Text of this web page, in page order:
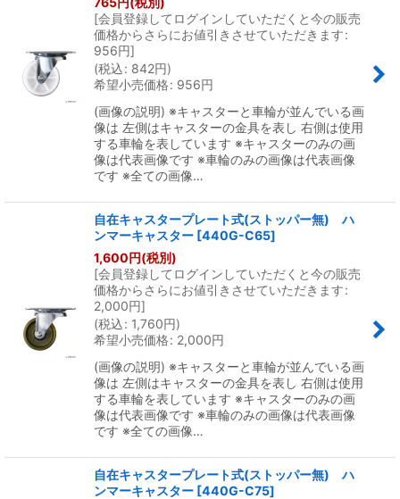
[会員登録してログインしていただくと今の販売
価格からさらにお値引きさせていただきます:
956円]
(税込: 842円)
希望小売価格: 956円
(画像の説明) ※キャスターと車輪が並んでいる画
像は 左側はキャスターの金具を表し 右側は使用
する車輪を表しています ※キャスターのみの画
像は代表画像です ※車輪のみの画像は代表画像
です ※全ての画像…
自在キャスタープレート式(ストッパー無) ハ
ンマーキャスター [440G-C65]
1,600円(税別)
[会員登録してログインしていただくと今の販売
価格からさらにお値引きさせていただきます:
2,000円]
(税込: 1,760円)
希望小売価格: 2,000円
(画像の説明) ※キャスターと車輪が並んでいる画
像は 左側はキャスターの金具を表し 右側は使用
する車輪を表しています ※キャスターのみの画
像は代表画像です ※車輪のみの画像は代表画像
です ※全ての画像…
自在キャスタープレート式(ストッパー無) ハ
ンマーキャスター [440G-C75]